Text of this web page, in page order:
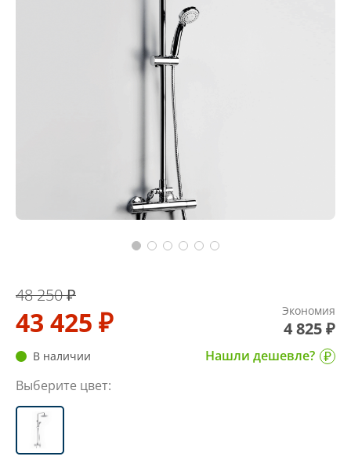
48 250 ₽
43 425 ₽ Экономия
4 825 ₽
В наличии
Нашли дешевле?
Выберите цвет: